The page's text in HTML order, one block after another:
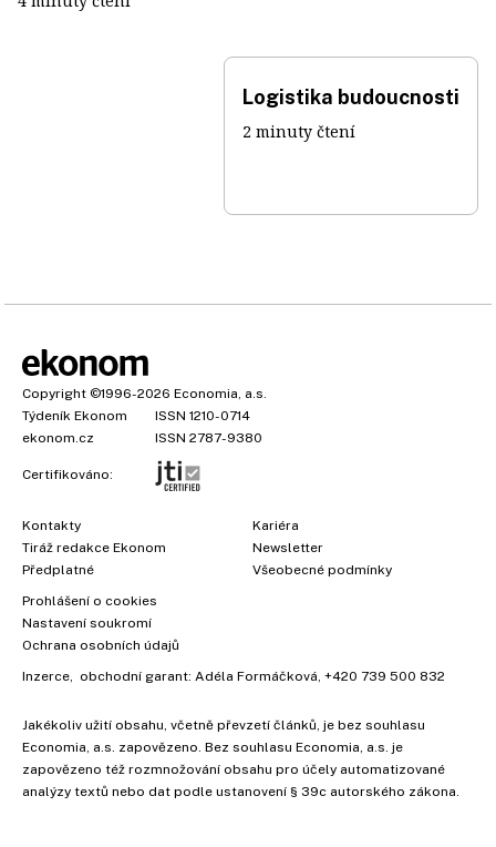
Logistika budoucnosti
2 minuty čtení
Copyright ©1996-2026 Economia, a.s.
Týdeník Ekonom
ISSN 1210-0714
ekonom.cz
ISSN 2787-9380
Certifikováno:
Kontakty
Tiráž redakce Ekonom
Předplatné
Kariéra
Newsletter
Všeobecné podmínky
Prohlášení o cookies
Nastavení soukromí
Ochrana osobních údajů
Inzerce , obchodní garant: Adéla Formáčková +420 739 500 832
Jakékoliv užití obsahu, včetně převzetí článků, je bez souhlasu
Economia, a.s. zapovězeno. Bez souhlasu Economia, a.s. je
zapovězeno též rozmnožování obsahu pro účely automatizované
analýzy textů nebo dat podle ustanovení § 39c autorského zákona.